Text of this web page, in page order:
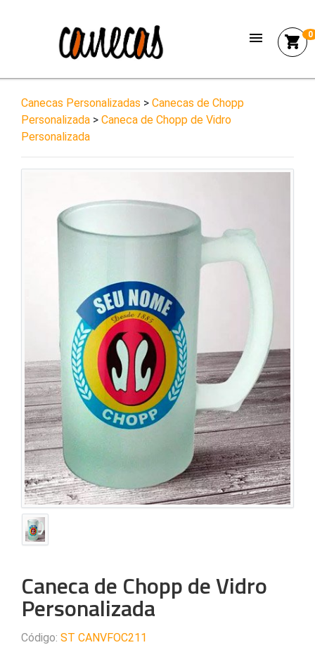
menu 0
shopping_cart
Canecas Personalizadas > Canecas de Chopp
Personalizada > Caneca de Chopp de Vidro
Personalizada
Caneca de Chopp de Vidro
Personalizada
Código: ST CANVFOC211